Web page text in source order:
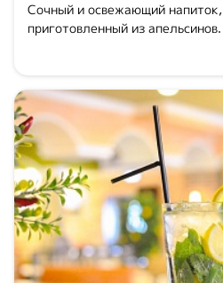
Сочный и освежающий напиток,
приготовленный из апельсинов.